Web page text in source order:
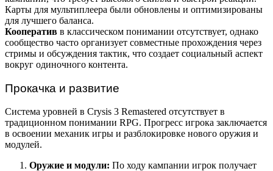
Карты для мультиплеера были обновлены и оптимизированы
для лучшего баланса.
Кооператив в классическом понимании отсутствует, однако
сообщество часто организует совместные прохождения через
стримы и обсуждения тактик, что создает социальный аспект
вокруг одиночного контента.
Прокачка и развитие
Система уровней в Crysis 3 Remastered отсутствует в
традиционном понимании RPG. Прогресс игрока заключается
в освоении механик игры и разблокировке нового оружия и
модулей.
Оружие и модули: По ходу кампании игрок получает